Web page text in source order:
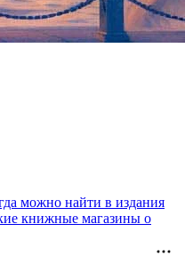
можно найти в издания
книжные магазины о